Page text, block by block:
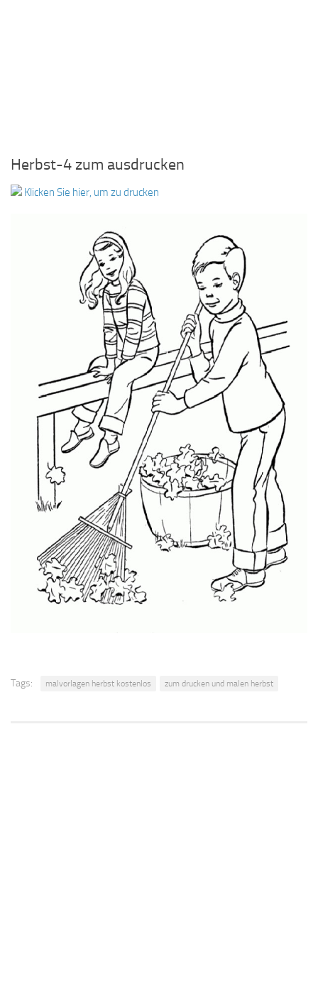
Herbst-4 zum ausdrucken
Klicken Sie hier, um zu drucken
Tags: malvorlagen herbst kostenlos zum drucken und malen herbst